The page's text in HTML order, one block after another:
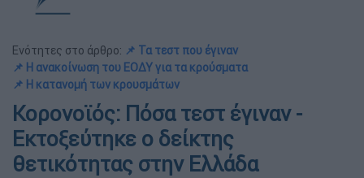
Ενότητες στο άρθρο: 📌 Τα τεστ που έγιναν
📌 Η ανακοίνωση του ΕΟΔΥ για τα κρούσματα
📌 Η κατανομή των κρουσμάτων
Κορονοϊός: Πόσα τεστ έγιναν -
Εκτοξεύτηκε ο δείκτης
θετικότητας στην Ελλάδα